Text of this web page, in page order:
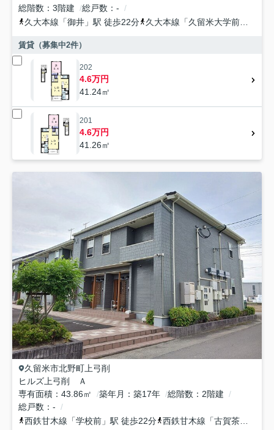
総階数
3階建 総戸数
-
久大本線 「御井 」駅 徒歩22分 久大本線 「久留米大学前
賃貸（募集中2件）
202
4.6万円
41.24㎡
201
4.6万円
41.26㎡
久留米市北野町上弓削
ヒルズ上弓削 Ａ
専有面積
43.86㎡ 築年月 築17年 総階数
2階建
総戸数
-
西鉄甘木線 「学校前 」駅 徒歩22分 西鉄甘木線 「古賀茶屋